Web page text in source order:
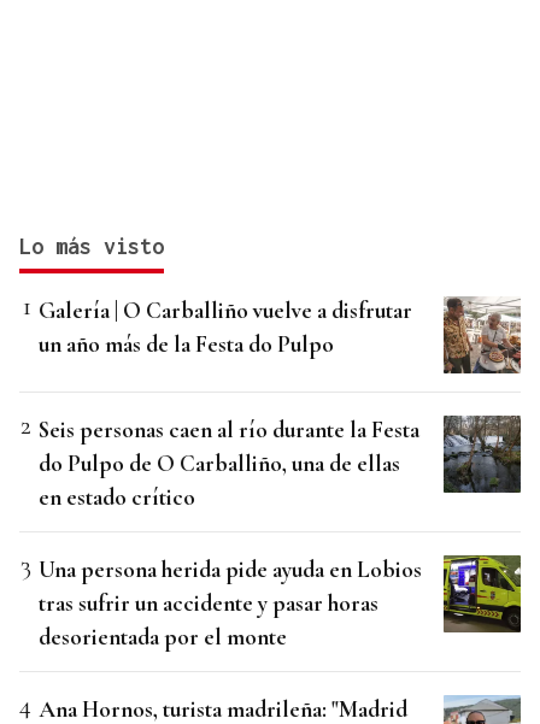
Lo más visto
Galería | O Carballiño vuelve a disfrutar
un año más de la Festa do Pulpo
Seis personas caen al río durante la Festa
do Pulpo de O Carballiño, una de ellas
en estado crítico
Una persona herida pide ayuda en Lobios
tras sufrir un accidente y pasar horas
desorientada por el monte
Ana Hornos, turista madrileña: "Madrid